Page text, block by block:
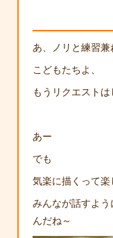
あ、ノリと練習
こどもたちよ、
もうリクエスト
あー
でも
気楽に描くって楽
みんなが話すよ
んだね～